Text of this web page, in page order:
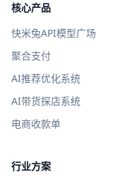
核心产品
快米兔API模型广场
聚合支付
AI推荐优化系统
AI带货探店系统
电商收款单
行业方案